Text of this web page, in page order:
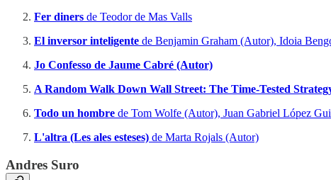
Fer diners de Teodor de Mas Valls
El inversor inteligente de Benjamin Graham (Autor), Idoia
Jo Confesso de Jaume Cabré (Autor)
A Random Walk Down Wall Street: The Time-Tested
Todo un hombre de Tom Wolfe (Autor), Juan Gabriel López
L'altra (Les ales esteses) de Marta Rojals (Autor)
Andres Suro